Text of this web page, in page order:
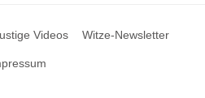
Videos Witze-Newsletter